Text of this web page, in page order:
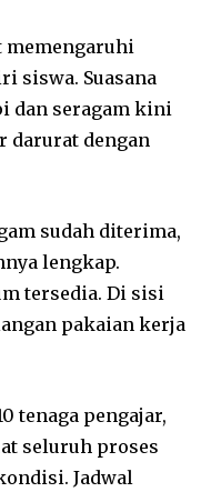
memengaruhi
siswa. Suasana
dan seragam kini
darurat dengan
sudah diterima,
lengkap.
tersedia. Di sisi
pakaian kerja
tenaga pengajar,
seluruh proses
Jadwal